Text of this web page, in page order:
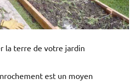
la terre de votre jardin
est un moyen